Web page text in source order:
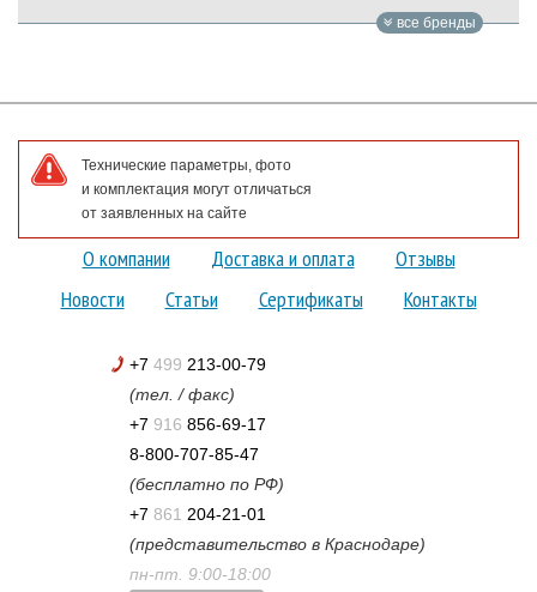
все бренды
Технические параметры, фото
и комплектация могут отличаться
от заявленных на сайте
О компании Доставка и оплата
Отзывы
Новости
Статьи Сертификаты Контакты
+7 499 213-00-79
(тел. / факс)
+7 916 856-69-17
8-800-707-85-47
(бесплатно по РФ)
+7 861 204-21-01
(представительство в Краснодаре)
пн-пт. 9:00-18:00